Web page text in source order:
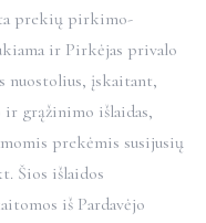
prekių pirkimo-
ir Pirkėjas privalo
nuostolius, įskaitant,
grąžinimo išlaidas,
prekėmis susijusių
Šios išlaidos
iš Pardavėjo